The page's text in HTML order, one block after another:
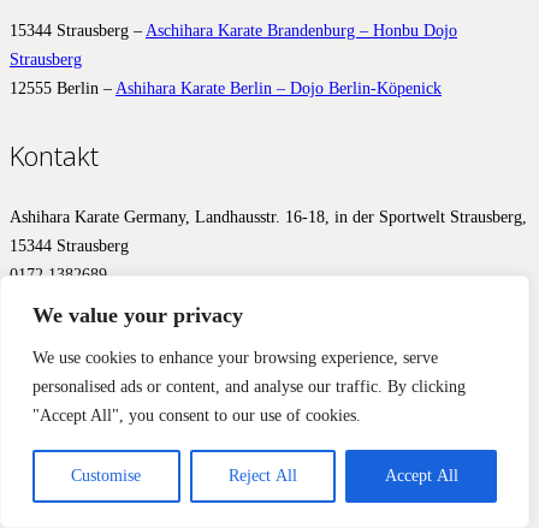
We value your privacy
We use cookies to enhance your browsing experience, serve
personalised ads or content, and analyse our traffic. By clicking
"Accept All", you consent to our use of cookies.
Customise Reject All Accept All
15344 Strausberg – Aschihara Karate Brandenburg – Honbu Dojo
Strausberg
12555 Berlin – Ashihara Karate Berlin – Dojo Berlin-Köpenick
Kontakt
Ashihara Karate Germany, Landhausstr. 16-18, in der Sportwelt Strausberg,
15344 Strausberg
0172 1382689
© 2017 – 2026 Ashihara.de – Impressum & Datenschutz
Diese Website benutzt Cookies, Google Analytics und Facebook
Pixels, um Ihnen ein optimales Ergebnis zu liefern. Wir aktivieren
diese Werkzeuge erst mit Ihrer Zustimmung. Einverstanden
Nein, nicht einverstanden
Mehr Informationen